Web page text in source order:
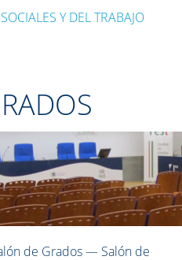
Y DEL TRABAJO
de Grados — Salón de